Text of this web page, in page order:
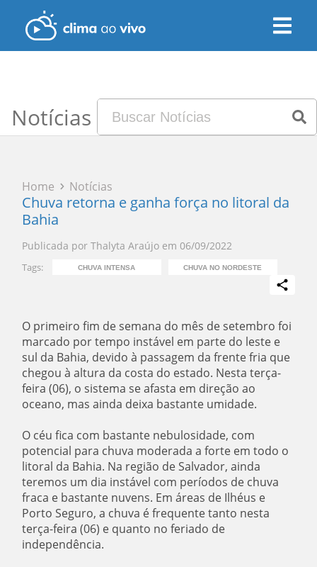
Notícias
Home Notícias
Chuva retorna e ganha força no litoral da
Bahia
Publicada por Thalyta Araújo em 06/09/2022
Tags: CHUVA INTENSA CHUVA NO NORDESTE
O primeiro fim de semana do mês de setembro foi
marcado por tempo instável em parte do leste e
sul da Bahia, devido à passagem da frente fria que
chegou à altura da costa do estado. Nesta terça-
feira (06), o sistema se afasta em direção ao
oceano, mas ainda deixa bastante umidade.
O céu fica com bastante nebulosidade, com
potencial para chuva moderada a forte em todo o
litoral da Bahia. Na região de Salvador, ainda
teremos um dia instável com períodos de chuva
fraca e bastante nuvens. Em áreas de Ilhéus e
Porto Seguro, a chuva é frequente tanto nesta
terça-feira (06) e quanto no feriado de
independência.